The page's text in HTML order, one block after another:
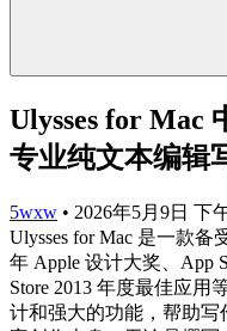
Ulysses for Mac
专业纯文本编辑
5wxw • 2026年5月9日 下
Ulysses for Mac 是一款
年 Apple 设计大奖、App
Store 2013 年度最佳应
计和强大的功能，帮助